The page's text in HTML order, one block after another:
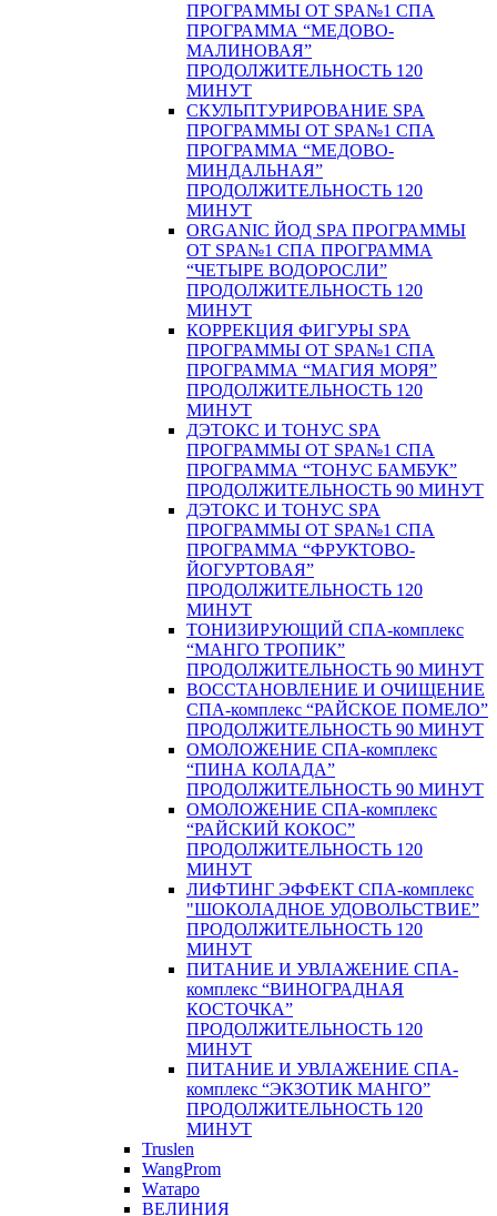
ПРОГРАММЫ ОТ SPA№1 СПА
ПРОГРАММА “МЕДОВО-
МАЛИНОВАЯ”
ПРОДОЛЖИТЕЛЬНОСТЬ 120
МИНУТ
СКУЛЬПТУРИРОВАНИЕ SPA
ПРОГРАММЫ ОТ SPA№1 СПА
ПРОГРАММА “МЕДОВО-
МИНДАЛЬНАЯ”
ПРОДОЛЖИТЕЛЬНОСТЬ 120
МИНУТ
ORGANIC ЙОД SPA ПРОГРАММЫ
ОТ SPA№1 СПА ПРОГРАММА
“ЧЕТЫРЕ ВОДОРОСЛИ”
ПРОДОЛЖИТЕЛЬНОСТЬ 120
МИНУТ
КОРРЕКЦИЯ ФИГУРЫ SPA
ПРОГРАММЫ ОТ SPA№1 СПА
ПРОГРАММА “МАГИЯ МОРЯ”
ПРОДОЛЖИТЕЛЬНОСТЬ 120
МИНУТ
ДЭТОКС И ТОНУС SPA
ПРОГРАММЫ ОТ SPA№1 СПА
ПРОГРАММА “ТОНУС БАМБУК”
ПРОДОЛЖИТЕЛЬНОСТЬ 90 МИНУТ
ДЭТОКС И ТОНУС SPA
ПРОГРАММЫ ОТ SPA№1 СПА
ПРОГРАММА “ФРУКТОВО-
ЙОГУРТОВАЯ”
ПРОДОЛЖИТЕЛЬНОСТЬ 120
МИНУТ
ТОНИЗИРУЮЩИЙ СПА-комплекс
“МАНГО ТРОПИК”
ПРОДОЛЖИТЕЛЬНОСТЬ 90 МИНУТ
ВОССТАНОВЛЕНИЕ И ОЧИЩЕНИЕ
СПА-комплекс “РАЙСКОЕ ПОМЕЛО”
ПРОДОЛЖИТЕЛЬНОСТЬ 90 МИНУТ
ОМОЛОЖЕНИЕ СПА-комплекс
“ПИНА КОЛАДА”
ПРОДОЛЖИТЕЛЬНОСТЬ 90 МИНУТ
ОМОЛОЖЕНИЕ СПА-комплекс
“РАЙСКИЙ КОКОС”
ПРОДОЛЖИТЕЛЬНОСТЬ 120
МИНУТ
ЛИФТИНГ ЭФФЕКТ СПА-комплекс
"ШОКОЛАДНОЕ УДОВОЛЬСТВИЕ”
ПРОДОЛЖИТЕЛЬНОСТЬ 120
МИНУТ
ПИТАНИЕ И УВЛАЖЕНИЕ СПА-
комплекс “ВИНОГРАДНАЯ
КОСТОЧКА”
ПРОДОЛЖИТЕЛЬНОСТЬ 120
МИНУТ
ПИТАНИЕ И УВЛАЖЕНИЕ СПА-
комплекс “ЭКЗОТИК МАНГО”
ПРОДОЛЖИТЕЛЬНОСТЬ 120
МИНУТ
Truslen
WangProm
Wатаро
ВЕЛИНИЯ